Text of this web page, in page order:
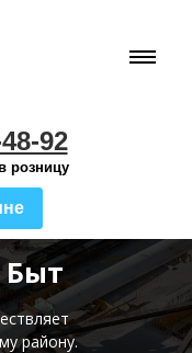
92
розницу
Быт
району.